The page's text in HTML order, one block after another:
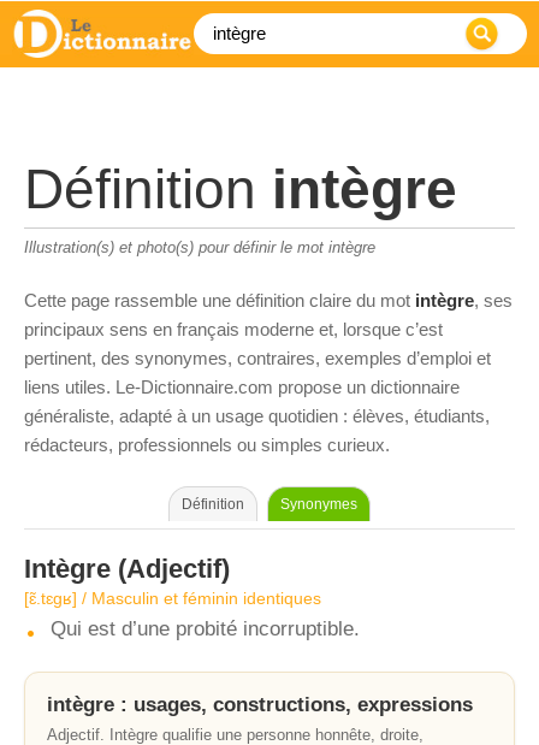
Définition intègre
Illustration(s) et photo(s) pour définir le mot intègre
Cette page rassemble une définition claire du mot intègre, ses
principaux sens en français moderne et, lorsque c’est
pertinent, des synonymes, contraires, exemples d’emploi et
liens utiles. Le-Dictionnaire.com propose un dictionnaire
généraliste, adapté à un usage quotidien : élèves, étudiants,
rédacteurs, professionnels ou simples curieux.
Définition Synonymes
Intègre (Adjectif)
[ɛ̃.tɛɡʁ] / Masculin et féminin identiques
Qui est d’une probité incorruptible.
intègre : usages, constructions, expressions
Adjectif. Intègre qualifie une personne honnête, droite,